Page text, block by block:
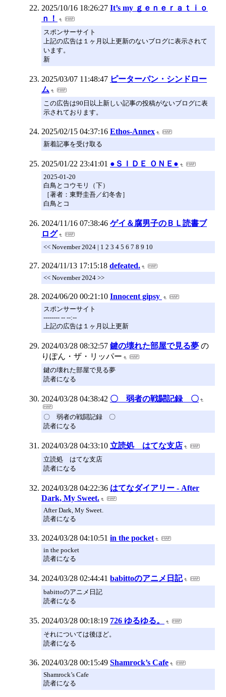
2025/10/16 18:26:27 It’s my ｇｅｎｅｒａｔｉｏ
ｎ！
スポンサーサイト
上記の広告は１ヶ月以上更新のないブログに表示されて
います。
新
2025/03/07 11:48:47 ピーターパン・シンドロー
ム
この広告は90日以上新しい記事の投稿がないブログに表
示されております。
2025/02/15 04:37:16 Ethos-Annex
新着記事を受け取る
2025/01/22 23:41:01 ●ＳＩＤＥ ＯＮＥ●
2025-01-20
白鳥とコウモリ（下）
［著者：東野圭吾／幻冬舎］
白鳥とコ
2024/11/16 07:38:46 ゲイ＆腐男子のＢＬ読書ブ
ログ
<< November 2024 | 1 2 3 4 5 6 7 8 9 10
2024/11/13 17:15:18 defeated.
<< November 2024 >>
2024/06/20 00:21:10 Innocent gipsy
スポンサーサイト
-------- -- --:--
上記の広告は１ヶ月以上更新
2024/03/28 08:32:57 鍵の壊れた部屋で見る夢 の
りぽん・ザ・リッパー
鍵の壊れた部屋で見る夢
読者になる
2024/03/28 04:38:42 〇 弱者の戦闘記録 〇
〇 弱者の戦闘記録 〇
読者になる
2024/03/28 04:33:10 立読処 はてな支店
立読処 はてな支店
読者になる
2024/03/28 04:22:36 はてなダイアリー - After
Dark, My Sweet.
After Dark, My Sweet.
読者になる
2024/03/28 04:10:51 in the pocket
in the pocket
読者になる
2024/03/28 02:44:41 babittoのアニメ日記
babittoのアニメ日記
読者になる
2024/03/28 00:18:19 726 ゆるゆる。
それについては後ほど。
読者になる
2024/03/28 00:15:49 Shamrock’s Cafe
Shamrock’s Cafe
読者になる